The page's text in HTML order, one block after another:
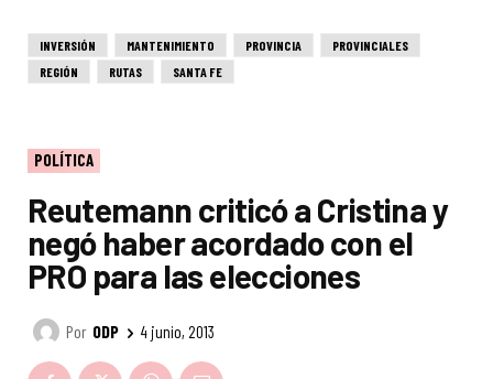
INVERSIÓN MANTENIMIENTO PROVINCIA
PROVINCIALES
REGIÓN
RUTAS SANTA FE